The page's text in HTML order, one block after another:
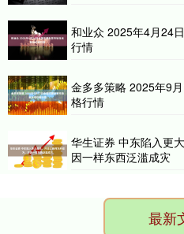
和业众 2025年4月24
行情
金多多策略 2025年9
格行情
华生证券 中东陷入更
因一样东西泛滥成灾
最新